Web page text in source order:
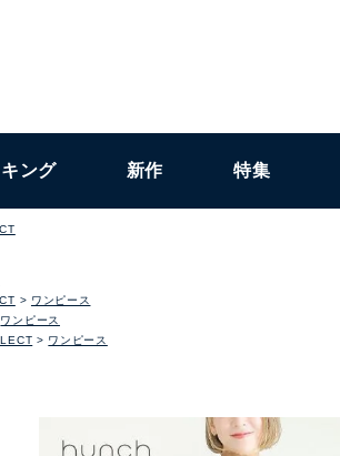
ング 新作 特集
ワンピース
ワンピース
ワンピース